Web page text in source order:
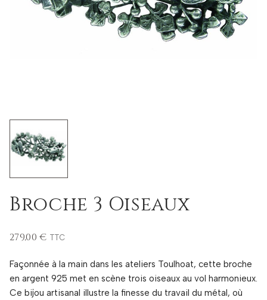
Broche 3 Oiseaux
279,00 € TTC
Façonnée à la main dans les ateliers Toulhoat, cette broche
en argent 925 met en scène trois oiseaux au vol harmonieux.
Ce bijou artisanal illustre la finesse du travail du métal, où